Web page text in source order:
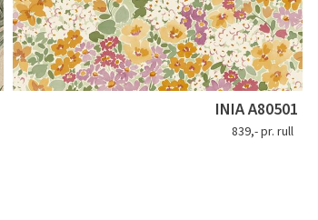
INIA A80501
839,- pr. rull